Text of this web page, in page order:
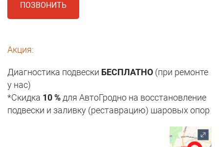
ПОЗВОНИТЬ
Акция:
Диагностика подвески БЕСПЛАТНО (при ремонте
у нас)
*Скидка 10 %для АвтоГродно на восстановление
подвески и заливку (реставрацию) шаровых опор